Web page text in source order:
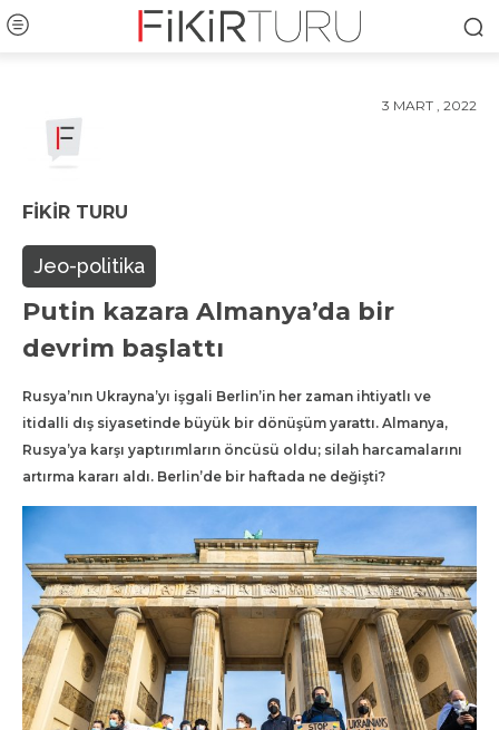
3 MART , 2022
FIKIR TURU
Jeo-politika
Putin kazara Almanya’da bir
devrim başlattı
Rusya’nın Ukrayna’yı işgali Berlin’in her zaman ihtiyatlı ve
itidalli dış siyasetinde büyük bir dönüşüm yarattı. Almanya,
Rusya’ya karşı yaptırımların öncüsü oldu; silah harcamalarını
artırma kararı aldı. Berlin’de bir haftada ne değişti?